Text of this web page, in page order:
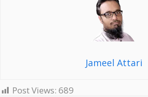
Jameel Attari
Post Views: 689